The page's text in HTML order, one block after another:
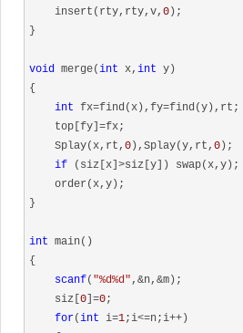
    insert(rty,rty,v,
0 );
}
void merge(int x, int y)
{
int fx=find(x),fy=find(y),rt;
    Splay(x,rt,
0 ),Splay(y,rt, 0 );
if (siz[x]>siz[y]) swap(x,y);
}
int main()
{
scanf( "%d%d" ,&n,&m);
    siz[
0 ]=0;
for(int i=1;i<=n;i++)